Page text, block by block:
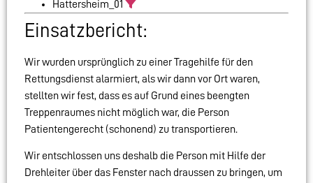
Hattersheim_01
Einsatzbericht:
Wir wurden ursprünglich zu einer Tragehilfe für den
Rettungsdienst alarmiert, als wir dann vor Ort waren,
stellten wir fest, dass es auf Grund eines beengten
Treppenraumes nicht möglich war, die Person
Patientengerecht (schonend) zu transportieren.
Wir entschlossen uns deshalb die Person mit Hilfe der
Drehleiter über das Fenster nach draussen zu bringen, um